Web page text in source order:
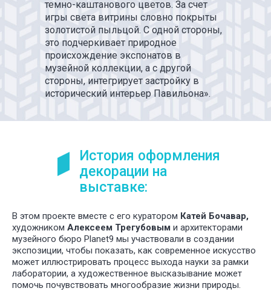
темно-каштанового цветов. За счет
игры света витрины словно покрыты
золотистой пыльцой. С одной стороны,
это подчеркивает природное
происхождение экспонатов в
музейной коллекции, а с другой
стороны, интегрирует застройку в
исторический интерьер Павильона».
История оформления
декорации на
выставке:
В этом проекте вместе с его куратором Катей Бочавар,
художником Алексеем Трегубовым и архитекторами
музейного бюро Planet9 мы участвовали в создании
экспозиции, чтобы показать, как современное искусство
может иллюстрировать процесс выхода науки за рамки
лаборатории, а художественное высказывание может
помочь почувствовать многообразие жизни природы.